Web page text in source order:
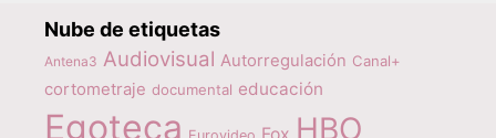
Nube de etiquetas
Antena3 Audiovisual Autorregulación Canal+
cortometraje documental educación
Egoteca Fox HBO